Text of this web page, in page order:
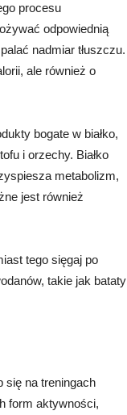
procesu
odpowiednią
nadmiar tłuszczu.
ale również o
bogate w białko,
i orzechy. Białko
metabolizm,
jest również
tego sięgaj po
takie jak bataty
się na treningach
form aktywności,